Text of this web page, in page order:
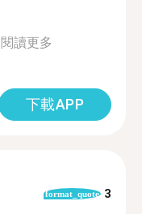
閱讀更多
下載APP
format_quote 3